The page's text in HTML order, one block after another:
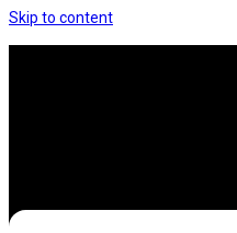
Skip to content